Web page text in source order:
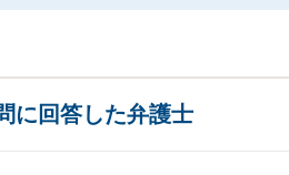
に回答した弁護士